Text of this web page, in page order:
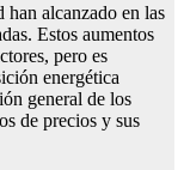
alcanzado en las
Estos aumentos
pero es
energética
general de los
de precios y sus